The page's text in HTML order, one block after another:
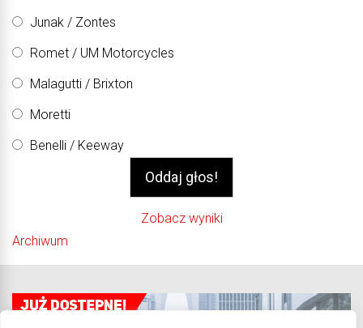
Junak / Zontes
Romet / UM Motorcycles
Malagutti / Brixton
Moretti
Benelli / Keeway
Zobacz wyniki
Archiwum